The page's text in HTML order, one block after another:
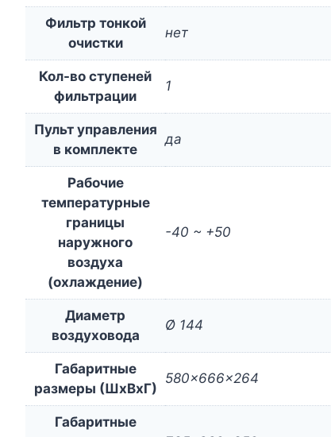
Фильтр тонкой
очистки
нет
Кол-во ступеней
фильтрации
1
Пульт управления
в комплекте
да
Рабочие
температурные
границы
наружного
воздуха
(охлаждение)
-40 ~ +50
Диаметр
воздуховода
Ø 144
Габаритные
размеры (ШxВxГ)
580x666x264
Габаритные